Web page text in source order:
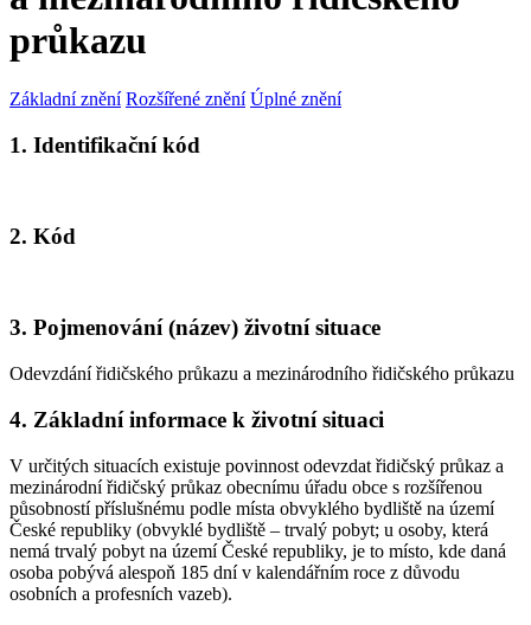
průkazu
Základní znění Rozšířené znění Úplné znění
1. Identifikační kód
2. Kód
3. Pojmenování (název) životní situace
Odevzdání řidičského průkazu a mezinárodního řidičského průkazu
4. Základní informace k životní situaci
V určitých situacích existuje povinnost odevzdat řidičský průkaz a
mezinárodní řidičský průkaz obecnímu úřadu obce s rozšířenou
působností příslušnému podle místa obvyklého bydliště na území
České republiky (obvyklé bydliště – trvalý pobyt; u osoby, která
nemá trvalý pobyt na území České republiky, je to místo, kde daná
osoba pobývá alespoň 185 dní v kalendářním roce z důvodu
osobních a profesních vazeb).